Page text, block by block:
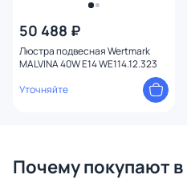
50 488 ₽
Люстра подвесная Wertmark
MALVINA 40W E14 WE114.12.323
Уточняйте
Почему покупают